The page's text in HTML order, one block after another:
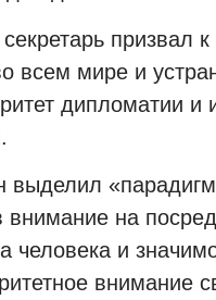
всем мире и
дипломатии и
выделил
внимание на
человека и
внимание